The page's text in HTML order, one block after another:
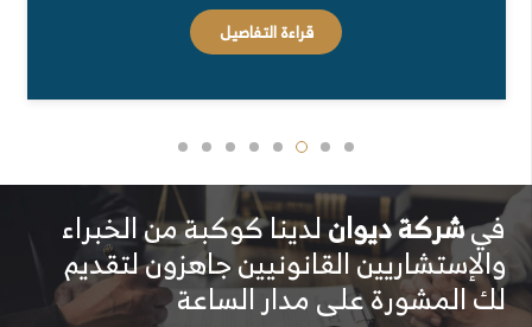
قراءة التفاصيل
فيشركة ديوانلدينا كوكبة من الخبراء
والإستشاريين القانونيين جاهزون لتقديم
لك المشورة على مدار الساعة